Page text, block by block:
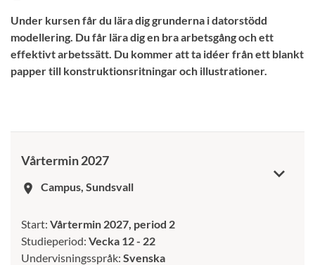
Under kursen får du lära dig grunderna i datorstödd
modellering. Du får lära dig en bra arbetsgång och ett
effektivt arbetssätt. Du kommer att ta idéer från ett blankt
papper till konstruktionsritningar och illustrationer.
Vårtermin 2027
room Campus, Sundsvall
Start: Vårtermin 2027, period 2
Studieperiod: Vecka 12 - 22
Undervisningsspråk: Svenska